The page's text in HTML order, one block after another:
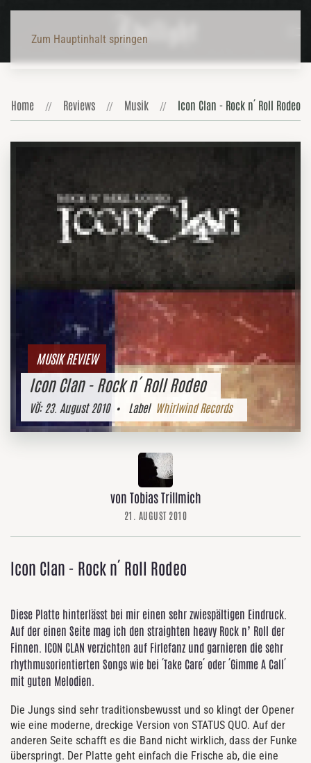
Zum Hauptinhalt springen
Home Reviews Musik Icon Clan - Rock n´ Roll Rodeo
MUSIK REVIEW
Icon Clan - Rock n´ Roll Rodeo
VÖ:23. August 2010• Label Whirlwind Records
von Tobias Trillmich
21. AUGUST 2010
Icon Clan - Rock n´ Roll Rodeo
Diese Platte hinterlässt bei mir einen sehr zwiespältigen Eindruck.
Auf der einen Seite mag ich den straighten heavy Rock n’ Roll der
Finnen. ICON CLAN verzichten auf Firlefanz und garnieren die sehr
rhythmusorientierten Songs wie bei ´Take Care´ oder ´Gimme A Call´
mit guten Melodien.
Die Jungs sind sehr traditionsbewusst und so klingt der Opener
wie eine moderne, dreckige Version von STATUS QUO. Auf der
anderen Seite schafft es die Band nicht wirklich, dass der Funke
überspringt. Der Platte geht einfach die Frische ab, die eine